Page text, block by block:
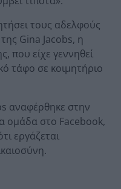
τους αδελφούς
Gina Jacobs, η
που είχε γεννηθεί
τάφο σε κοιμητήριο
αναφέρθηκε στην
ομάδα στο Facebook,
εργάζεται